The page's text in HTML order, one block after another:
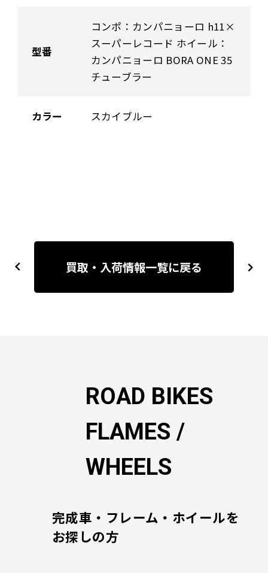
型番
コンポ：カンパニョーロ h11×
スーパーレコード ホイール：
カンパニョーロ BORA ONE 35
チューブラー
カラー スカイブルー
稿
previous next
買取・入荷情報一覧に戻る
ROAD BIKES
FLAMES /
WHEELS
完成車・フレーム・ホイールを
お探しの方